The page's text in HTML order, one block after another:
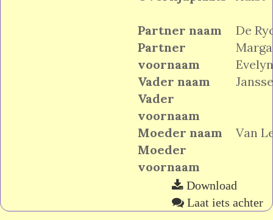
Partner naam
De
Partner
voornaam
Vader naam
Vader
voornaam
Moeder naam
Van
Moeder
voornaam
Download
Laat iets achter